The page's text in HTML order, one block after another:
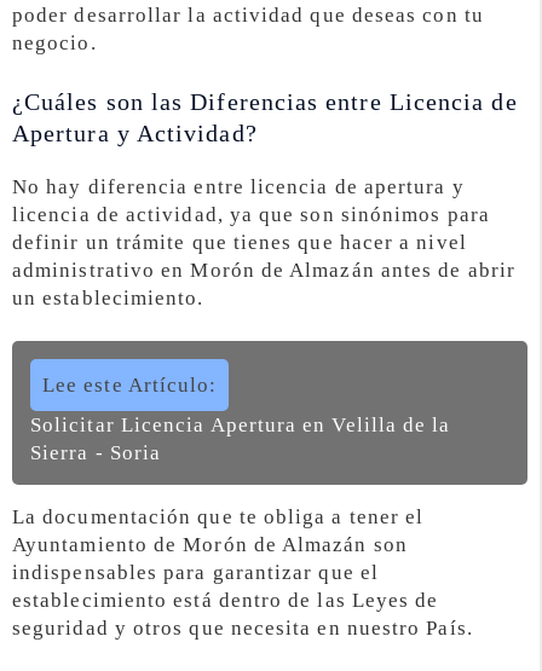
poder desarrollar la actividad que deseas con tu
negocio.
¿Cuáles son las Diferencias entre Licencia de
Apertura y Actividad?
No hay diferencia entre licencia de apertura y
licencia de actividad, ya que son sinónimos para
definir un trámite que tienes que hacer a nivel
administrativo en Morón de Almazán antes de abrir
un establecimiento.
Lee este Artículo:
Solicitar Licencia Apertura en Velilla de la
Sierra - Soria
La documentación que te obliga a tener el
Ayuntamiento de Morón de Almazán son
indispensables para garantizar que el
establecimiento está dentro de las Leyes de
seguridad y otros que necesita en nuestro País.